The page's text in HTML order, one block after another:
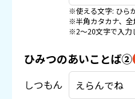
※使える文字: ひら
※半角カタカナ、全
※2〜20文字で入力
ひみつのあいことば②
しつもん